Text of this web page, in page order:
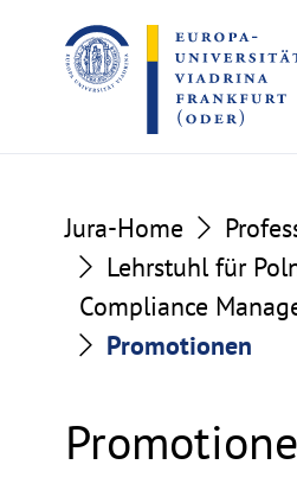
to
the
content
to
the
footer
Jura-Home
Lehrstuhl für
Compliance
Promotionen